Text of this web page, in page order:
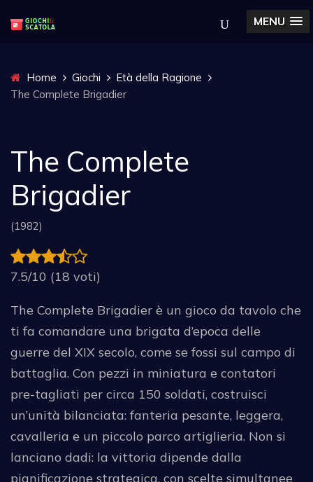
MENU
Home Giochi
Età della Ragione
The Complete Brigadier
The Complete
Brigadier
(1982)
7.5/10 (18 voti)
The Complete Brigadier è un gioco da tavolo che
ti fa comandare una brigata d’epoca delle
guerre del XIX secolo, come se fossi sul campo di
battaglia. Con pezzi in miniatura e contatori
pre-tagliati per circa 150 soldati, costruisci
un’unità bilanciata: fanteria pesante, leggera,
cavalleria e un piccolo parco artiglieria. Non si
lanciano dadi: la vittoria dipende dalla
pianificazione strategica, con scelte simultanee